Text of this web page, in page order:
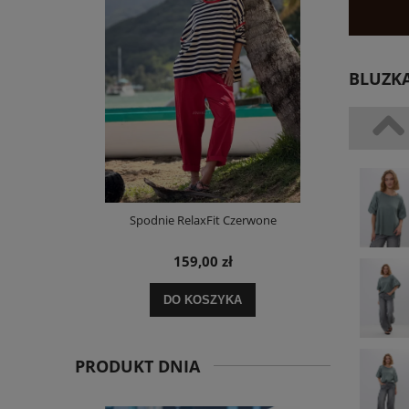
Spodnie RelaxFit Czerwone
159,00 zł
DO KOSZYKA
PRODUKT DNIA